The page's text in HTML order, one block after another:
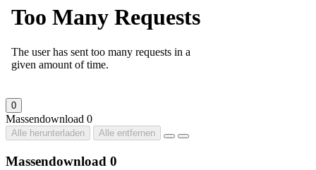
0
Massendownload 0
Alle herunterladen Alle entfernen
Massendownload 0